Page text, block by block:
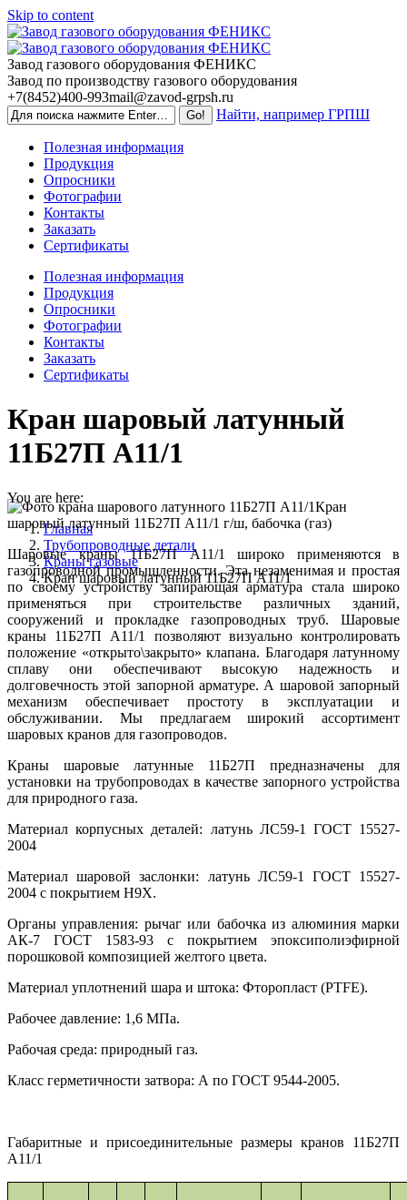
Skip to content
Завод газового оборудования ФЕНИКС
Завод по производству газового оборудования
+7(8452)400-993mail@zavod-grpsh.ru
Найти, например ГРПШ
Полезная информация
Продукция
Опросники
Фотографии
Контакты
Заказать
Сертификаты
Полезная информация
Продукция
Опросники
Фотографии
Контакты
Заказать
Сертификаты
Кран шаровый латунный
11Б27П А11/1
You are here:
Главная
Трубопроводные детали
Краны газовые
Кран шаровый латунный 11Б27П А11/1
Кран
шаровый латунный 11Б27П А11/1 г/ш, бабочка (газ)
Шаровые краны 11Б27П А11/1 широко применяются в
газопроводной промышленности. Эта незаменимая и простая
по своему устройству запирающая арматура стала широко
применяться при строительстве различных зданий,
сооружений и прокладке газопроводных труб. Шаровые
краны 11Б27П А11/1 позволяют визуально контролировать
положение «открыто\закрыто» клапана. Благодаря латунному
сплаву они обеспечивают высокую надежность и
долговечность этой запорной арматуре. А шаровой запорный
механизм обеспечивает простоту в эксплуатации и
обслуживании. Мы предлагаем широкий ассортимент
шаровых кранов для газопроводов.
Краны шаровые латунные 11Б27П предназначены для
установки на трубопроводах в качестве запорного устройства
для природного газа.
Материал корпусных деталей: латунь ЛС59-1 ГОСТ 15527-
2004
Материал шаровой заслонки: латунь ЛС59-1 ГОСТ 15527-
2004 с покрытием Н9Х.
Органы управления: рычаг или бабочка из алюминия марки
АК-7 ГОСТ 1583-93 с покрытием эпоксиполиэфирной
порошковой композицией желтого цвета.
Материал уплотнений шара и штока: Фторопласт (PTFE).
Рабочее давление: 1,6 МПа.
Рабочая среда: природный газ.
Класс герметичности затвора: А по ГОСТ 9544-2005.
Габаритные и присоединительные размеры кранов 11Б27П
А11/1